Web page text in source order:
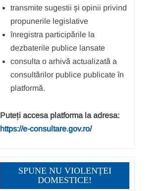
transmite sugestii și opinii privind
propunerile legislative
înregistra participările la
dezbaterile publice lansate
consulta o arhivă actualizată a
consultărilor publice publicate în
platformă.
Puteți accesa platforma la adresa:
https://e-consultare.gov.ro/
SPUNE NU VIOLENȚEI
DOMESTICE!